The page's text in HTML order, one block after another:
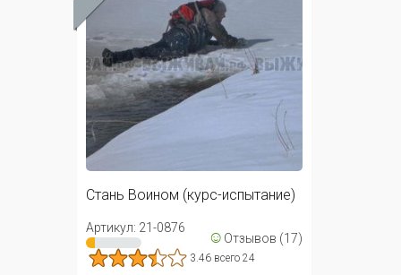
Стань Воином (курс-испытание)
Артикул: 21-0876 ☺ Отзывов (17)
3.46 всего 24